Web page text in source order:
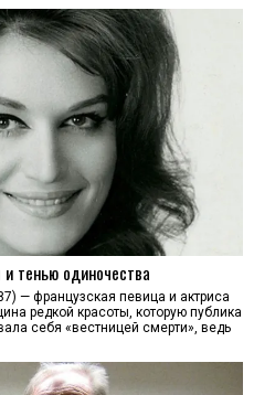
тенью одиночества
— французская певица и актриса
редкой красоты, которую публика
себя «вестницей смерти», ведь